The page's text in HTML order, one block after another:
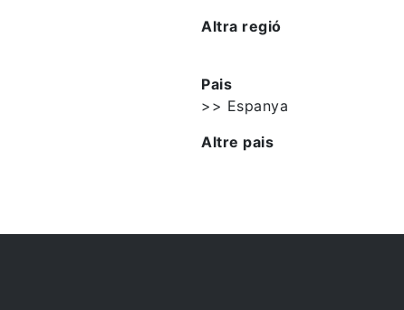
Altra regió
Pais
>> Espanya
Altre pais